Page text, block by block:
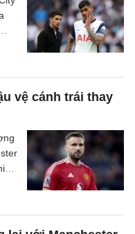
vệ cánh trái thay